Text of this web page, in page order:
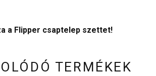
a Flipper csaptelep szettet!
TERMÉKEK